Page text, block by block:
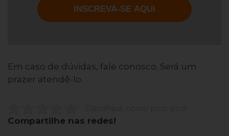
Em caso de dúvidas, fale conosco. Será um
prazer atendê-lo.
Compartilhe nas redes!